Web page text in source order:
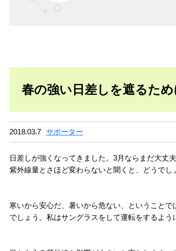
春の強い日差しを遮るた
2018.03.7 サポーター
日差しが強くなってきました。3月ならまだ大丈
紫外線量とさほど変わらないと聞くと、どうで
寒いから安心だ、暑いから危ない、ということ
でしょう。私はサングラスをして運転をするよう